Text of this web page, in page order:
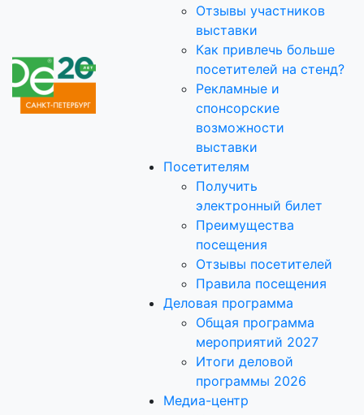
Отзывы участников
выставки
Как привлечь больше
посетителей на стенд?
Рекламные и
спонсорские
возможности
выставки
Посетителям
Получить
электронный билет
Преимущества
посещения
Отзывы посетителей
Правила посещения
Деловая программа
Общая программа
мероприятий 2027
Итоги деловой
программы 2026
Медиа-центр